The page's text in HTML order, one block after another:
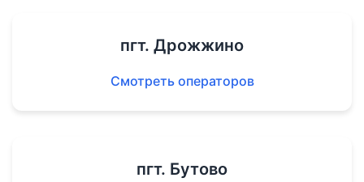
пгт. Дрожжино
Смотреть операторов
пгт. Бутово